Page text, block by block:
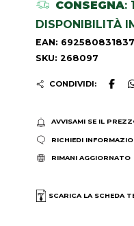
CONSEGNA:
DISPONIBILITÀ
EAN:
SKU: 268097
CONDIVIDI:
AVVISAMI SE IL
RICHIEDI
RIMANI AGGIORNATO
SCARICA LA SCHEDA